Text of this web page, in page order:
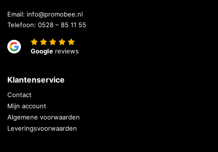
Email: info@promobee.nl
Telefoon: 0528 – 85 11 55
Google reviews
Klantenservice
Contact
Mijn account
Algemene voorwaarden
Leveringsvoorwaarden